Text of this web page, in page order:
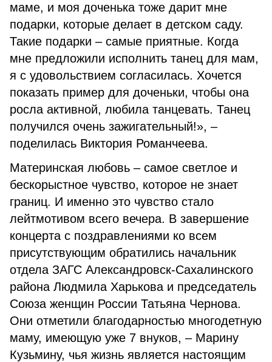
маме, и моя доченька тоже дарит мне
подарки, которые делает в детском саду.
Такие подарки – самые приятные. Когда
мне предложили исполнить танец для мам,
я с удовольствием согласилась. Хочется
показать пример для доченьки, чтобы она
росла активной, любила танцевать. Танец
получился очень зажигательный!», –
поделилась Виктория Романчеева.
Материнская любовь – самое светлое и
бескорыстное чувство, которое не знает
границ. И именно это чувство стало
лейтмотивом всего вечера. В завершение
концерта с поздравлениями ко всем
присутствующим обратились начальник
отдела ЗАГС Александровск-Сахалинского
района Людмила Харькова и председатель
Союза женщин России Татьяна Чернова.
Они отметили благодарностью многодетную
маму, имеющую уже 7 внуков, – Марину
Кузьмину, чья жизнь является настоящим